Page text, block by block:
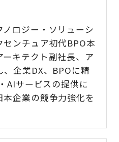
ロジー・ソリューシ
センチュア初代BPO本
キテクト副社長、ア
企業DX、BPOに精
AIサービスの提供に
企業の競争力強化を